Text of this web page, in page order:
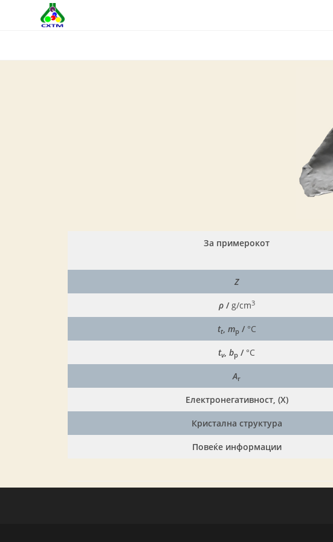
За примерокот
Z
ρ/g/cm3
tt, mp/ °C
tv,bp / °C
Ar
Електронегативност, (X)
Кристална структура
Повеќе информации